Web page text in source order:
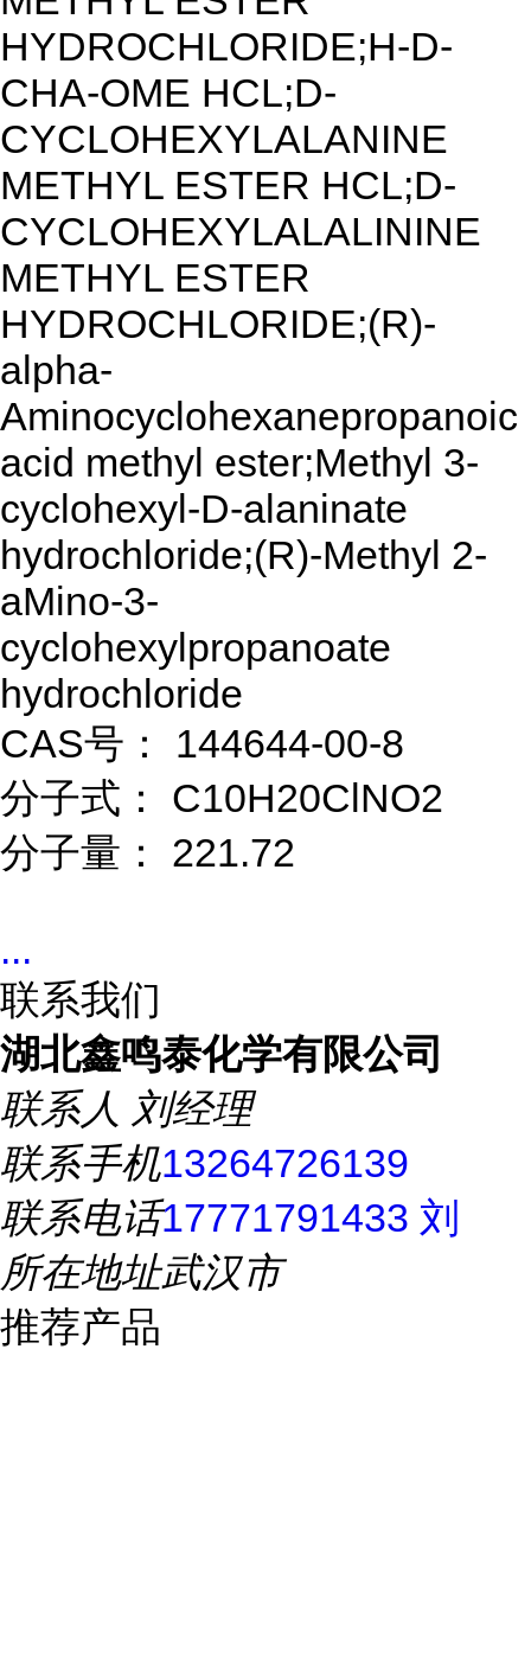
HYDROCHLORIDE;H-D-
CHA-OME HCL;D-
CYCLOHEXYLALANINE
METHYL ESTER HCL;D-
CYCLOHEXYLALALININE
METHYL ESTER
HYDROCHLORIDE;(R)-
alpha-
Aminocyclohexanepropanoic
acid methyl ester;Methyl 3-
cyclohexyl-D-alaninate
hydrochloride;(R)-Methyl 2-
aMino-3-
cyclohexylpropanoate
hydrochloride
CAS号： 144644-00-8
分子式： C10H20ClNO2
分子量： 221.72
...
联系我们
湖北鑫鸣泰化学有限公司
联系人 刘经理
联系手机13264726139
联系电话17771791433 刘
所在地址武汉市
推荐产品